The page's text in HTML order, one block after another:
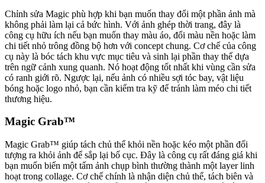
Chỉnh sửa Magic phù hợp khi bạn muốn thay đổi một phần ảnh mà
không phải làm lại cả bức hình. Với ảnh ghép thời trang, đây là
công cụ hữu ích nếu bạn muốn thay màu áo, đổi màu nền hoặc làm
chi tiết nhỏ trông đồng bộ hơn với concept chung. Cơ chế của công
cụ này là bóc tách khu vực mục tiêu và sinh lại phần thay thế dựa
trên ngữ cảnh xung quanh. Nó hoạt động tốt nhất khi vùng cần sửa
có ranh giới rõ. Ngược lại, nếu ảnh có nhiều sợi tóc bay, vật liệu
bóng hoặc logo nhỏ, bạn cần kiểm tra kỹ để tránh làm méo chi tiết
thương hiệu.
Magic Grab™
Magic Grab™ giúp tách chủ thể khỏi nền hoặc kéo một phần đối
tượng ra khỏi ảnh để sắp lại bố cục. Đây là công cụ rất đáng giá khi
bạn muốn biến một tấm ảnh chụp bình thường thành một layer linh
hoạt trong collage. Cơ chế chính là nhận diện chủ thể, tách biên và